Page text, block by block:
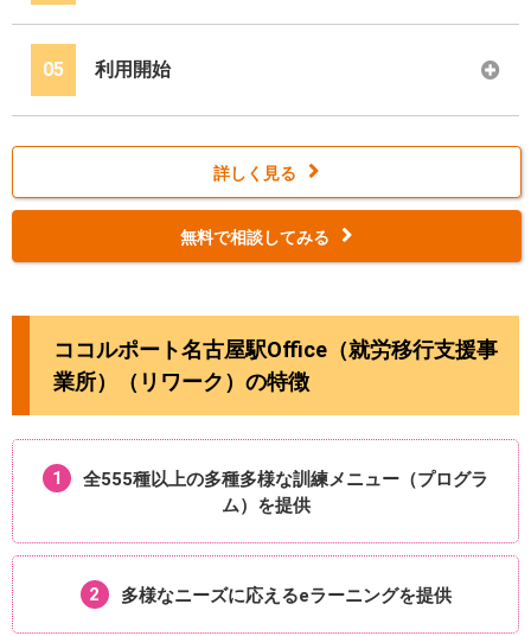
05 利用開始
詳しく見る
無料で相談してみる
ココルポート名古屋駅Office（就労移行支援事
業所）（リワーク）の特徴
1 全555種以上の多種多様な訓練メニュー（プログラ
ム）を提供
2 多様なニーズに応えるeラーニングを提供